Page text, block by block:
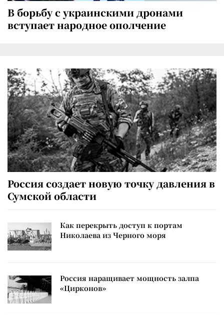
В борьбу с украинскими дронами
вступает народное ополчение
Россия создает новую точку давления в
Сумской области
Как перекрыть доступ к портам
Николаева из Черного моря
Россия наращивает мощность залпа
«Цирконов»